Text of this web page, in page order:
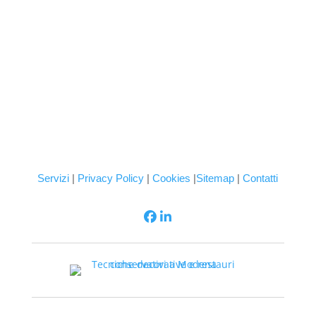
Servizi | Privacy Policy |Cookies |Sitemap |Contatti